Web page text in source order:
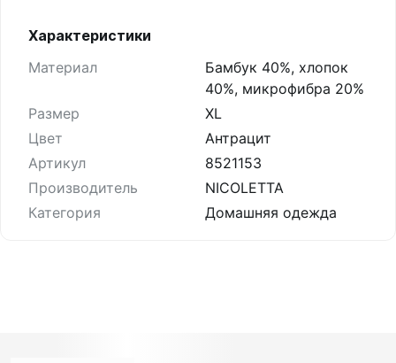
Характеристики
Материал
Бамбук 40%, хлопок
40%, микрофибра 20%
Размер
XL
Цвет
Антрацит
Артикул
8521153
Производитель
NICOLETTA
Категория
Домашняя одежда